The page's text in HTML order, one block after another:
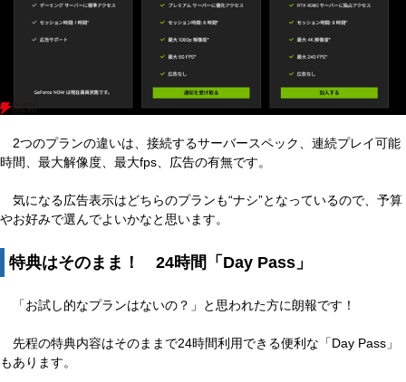
2つのプランの違いは、接続するサーバースペック、連続プレイ可能
時間、最大解像度、最大fps、広告の有無です。
気になる広告表示はどちらのプランも“ナシ”となっているので、予算
やお好みで選んでよいかなと思います。
特典はそのまま！ 24時間「Day Pass」
「お試し的なプランはないの？」と思われた方に朗報です！
先程の特典内容はそのままで24時間利用できる便利な「Day Pass」
もあります。